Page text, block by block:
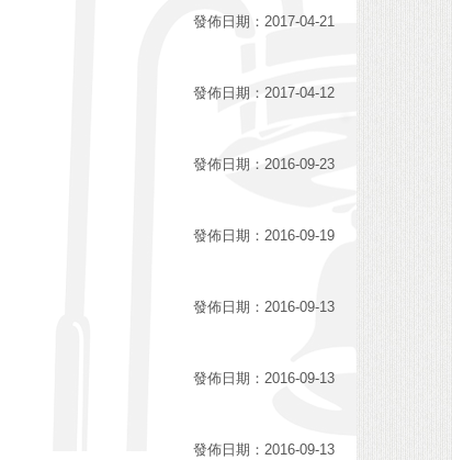
發佈日期：2017-04-21
發佈日期：2017-04-12
發佈日期：2016-09-23
發佈日期：2016-09-19
發佈日期：2016-09-13
發佈日期：2016-09-13
發佈日期：2016-09-13